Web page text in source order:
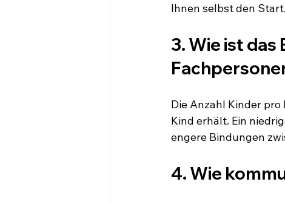
Ihnen selbst den Start.
3. Wie ist
Die Anzahl Kinder
Kind erhält. Ein
engere Bindungen
4. Wie